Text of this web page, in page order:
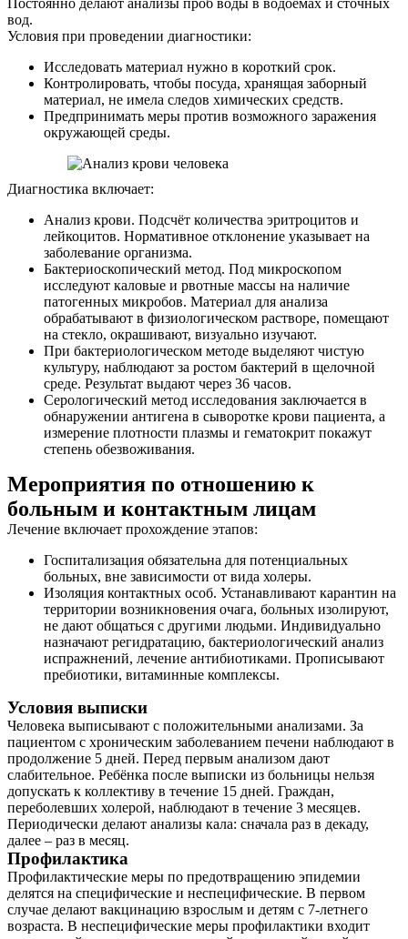
Постоянно делают анализы проб воды в водоёмах и сточных
вод.
Условия при проведении диагностики:
Исследовать материал нужно в короткий срок.
Контролировать, чтобы посуда, хранящая заборный
материал, не имела следов химических средств.
Предпринимать меры против возможного заражения
окружающей среды.
Диагностика включает:
Анализ крови. Подсчёт количества эритроцитов и
лейкоцитов. Нормативное отклонение указывает на
заболевание организма.
Бактериоскопический метод. Под микроскопом
исследуют каловые и рвотные массы на наличие
патогенных микробов. Материал для анализа
обрабатывают в физиологическом растворе, помещают
на стекло, окрашивают, визуально изучают.
При бактериологическом методе выделяют чистую
культуру, наблюдают за ростом бактерий в щелочной
среде. Результат выдают через 36 часов.
Серологический метод исследования заключается в
обнаружении антигена в сыворотке крови пациента, а
измерение плотности плазмы и гематокрит покажут
степень обезвоживания.
Мероприятия по отношению к
больным и контактным лицам
Лечение включает прохождение этапов:
Госпитализация обязательна для потенциальных
больных, вне зависимости от вида холеры.
Изоляция контактных особ. Устанавливают карантин на
территории возникновения очага, больных изолируют,
не дают общаться с другими людьми. Индивидуально
назначают регидратацию, бактериологический анализ
испражнений, лечение антибиотиками. Прописывают
пребиотики, витаминные комплексы.
Условия выписки
Человека выписывают с положительными анализами. За
пациентом с хроническим заболеванием печени наблюдают в
продолжение 5 дней. Перед первым анализом дают
слабительное. Ребёнка после выписки из больницы нельзя
допускать к коллективу в течение 15 дней. Граждан,
переболевших холерой, наблюдают в течение 3 месяцев.
Периодически делают анализы кала: сначала раз в декаду,
далее – раз в месяц.
Профилактика
Профилактические меры по предотвращению эпидемии
делятся на специфические и неспецифические. В первом
случае делают вакцинацию взрослым и детям с 7-летнего
возраста. В неспецифические меры профилактики входит